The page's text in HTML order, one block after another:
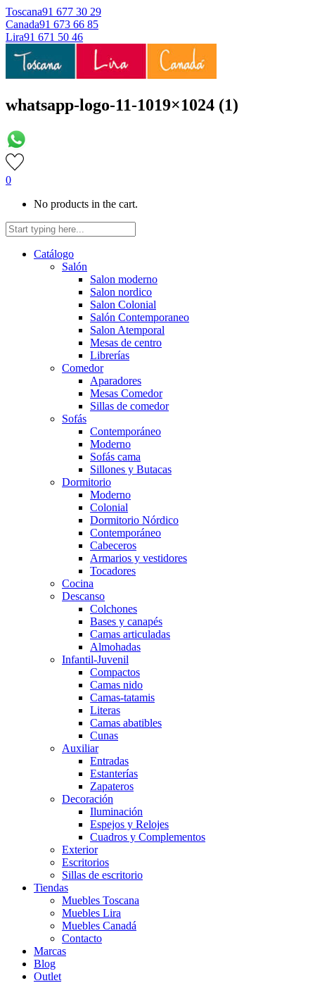
Toscana91 677 30 29
Canada91 673 66 85
Lira91 671 50 46
whatsapp-logo-11-1019×1024 (1)
0
No products in the cart.
Catálogo
Salón
Salon moderno
Salon nordico
Salon Colonial
Salón Contemporaneo
Salon Atemporal
Mesas de centro
Librerías
Comedor
Aparadores
Mesas Comedor
Sillas de comedor
Sofás
Contemporáneo
Moderno
Sofás cama
Sillones y Butacas
Dormitorio
Moderno
Colonial
Dormitorio Nórdico
Contemporáneo
Cabeceros
Armarios y vestidores
Tocadores
Cocina
Descanso
Colchones
Bases y canapés
Camas articuladas
Almohadas
Infantil-Juvenil
Compactos
Camas nido
Camas-tatamis
Literas
Camas abatibles
Cunas
Auxiliar
Entradas
Estanterías
Zapateros
Decoración
Iluminación
Espejos y Relojes
Cuadros y Complementos
Exterior
Escritorios
Sillas de escritorio
Tiendas
Muebles Toscana
Muebles Lira
Muebles Canadá
Contacto
Marcas
Blog
Outlet